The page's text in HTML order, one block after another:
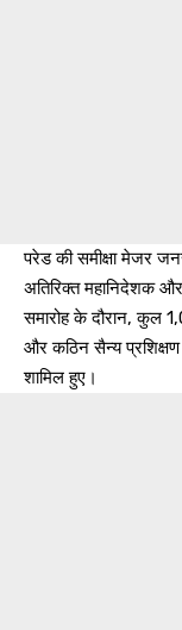
परेड की समीक्षा मेजर
अतिरिक्त महानिदेशक
समारोह के दौरान, कुल
और कठिन सैन्य
शामिल हुए।